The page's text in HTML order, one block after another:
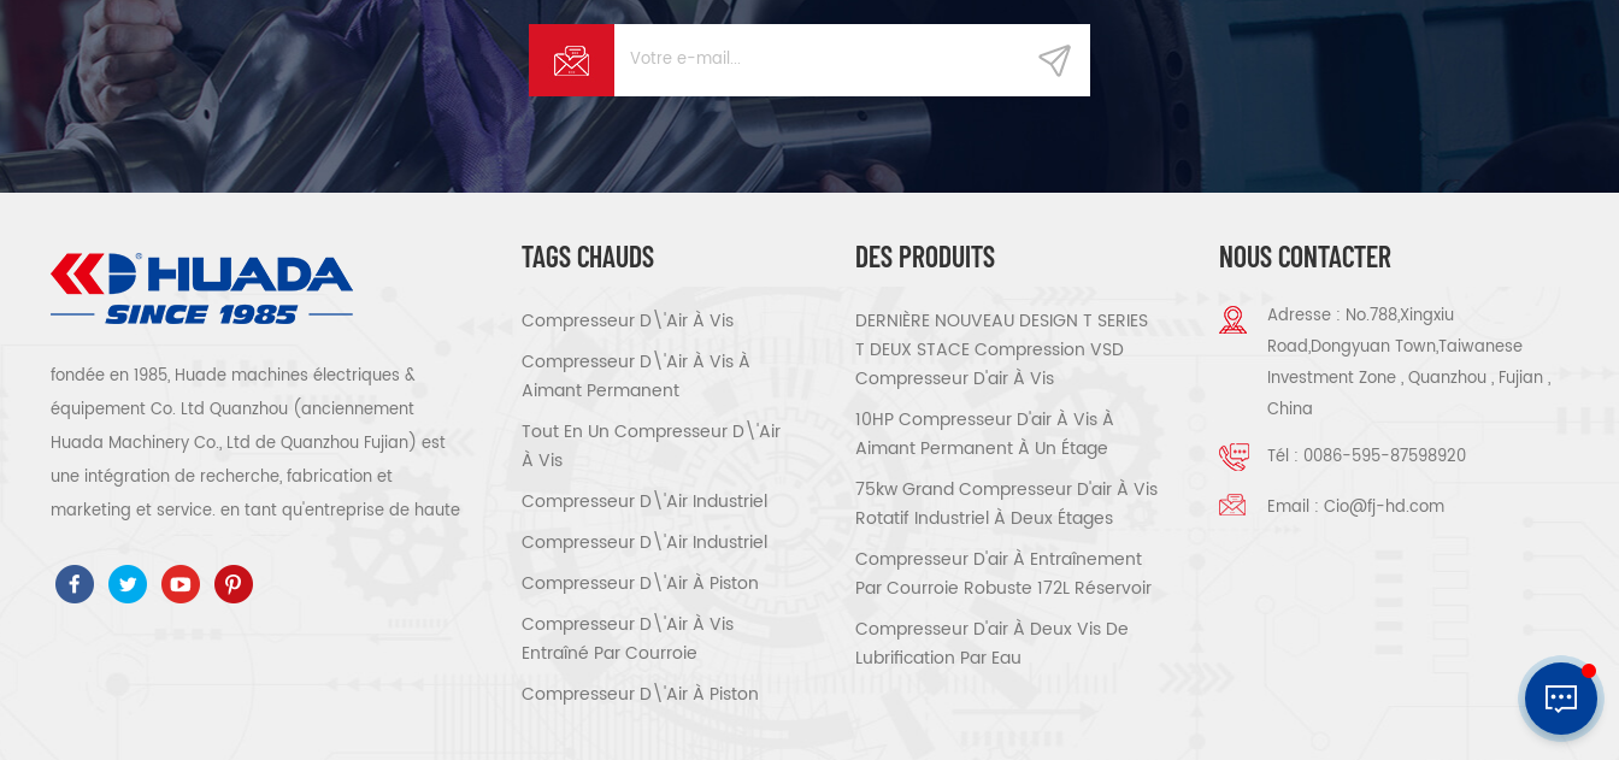
fondée en 1985, Huade machines électriques &
équipement Co. Ltd Quanzhou (anciennement
Huada Machinery Co., Ltd de Quanzhou Fujian) est
une intégration de recherche, fabrication et
marketing et service. en tant qu'entreprise de haute
ce 、 ROSH 、 ETL 、 CQC 、 certification de qualité
et de sécurité ccc, certification d'entreprise de
TAGS CHAUDS
Compresseur D\'air À Vis
Compresseur D\'air À Vis À
Aimant Permanent
Tout En Un Compresseur D\'air
À Vis
Compresseur D\'air Industriel
Compresseur D\'air Industriel
Compresseur D\'air À Piston
Compresseur D\'air À Vis
Entraîné Par Courroie
Compresseur D\'air À Piston
DES PRODUITS
DERNIÈRE NOUVEAU DESIGN T SERIES
T DEUX STACE Compression VSD
Compresseur D'air À Vis
10HP Compresseur D'air À Vis À
Aimant Permanent À Un Étage
75kw Grand Compresseur D'air À Vis
Rotatif Industriel À Deux Étages
Compresseur D'air À Entraînement
Par Courroie Robuste 172L Réservoir
Compresseur D'air À Deux Vis De
Lubrification Par Eau
NOUS CONTACTER
Adresse : No.788,Xingxiu
Road,Dongyuan Town,Taiwanese
Investment Zone , Quanzhou , Fujian ,
China
Tél : 0086-595-87598920
Email :Cio@fj-hd.com